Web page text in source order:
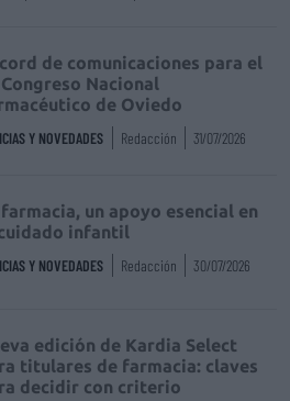
de comunicaciones para el
Congreso Nacional
de Oviedo
Y NOVEDADES Redacción 31/07/2026
farmacia, un apoyo esencial en
infantil
Y NOVEDADES Redacción 30/07/2026
edición de Kardia Select
titulares de farmacia: claves
decidir con criterio